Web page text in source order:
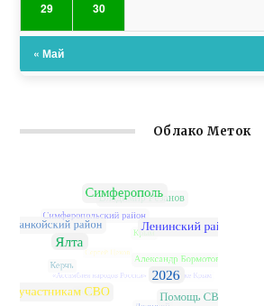
29 30
« Май
Облако Меток